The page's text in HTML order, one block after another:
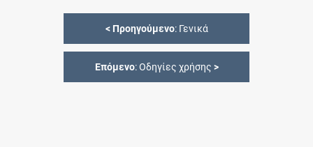
< Προηγούμενο: Γενικά
Επόμενο: Οδηγίες χρήσης >